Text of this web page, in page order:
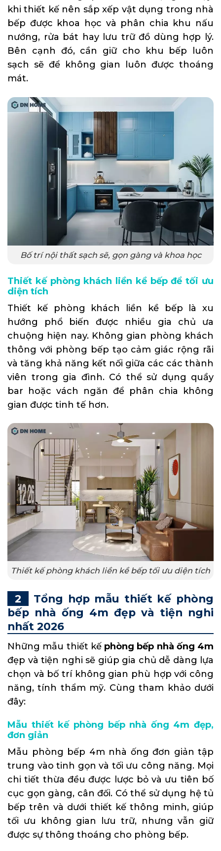
khi thiết kế nên sắp xếp vật dụng trong nhà
bếp được khoa học và phân chia khu nấu
nướng, rửa bát hay lưu trữ đồ dùng hợp lý.
Bên cạnh đó, cần giữ cho khu bếp luôn
sạch sẽ để không gian luôn được thoáng
mát.
Bố trí nội thất sạch sẽ, gọn gàng và khoa học
Thiết kế phòng khách liền kề bếp để tối ưu
diện tích
Thiết kế phòng khách liền kề bếp là xu
hướng phổ biến được nhiều gia chủ ưa
chuộng hiện nay. Không gian phòng khách
thông với phòng bếp tạo cảm giác rộng rãi
và tăng khả năng kết nối giữa các các thành
viên trong gia đình. Có thể sử dụng quầy
bar hoặc vách ngăn để phân chia không
gian được tinh tế hơn.
Thiết kế phòng khách liền kề bếp tối ưu diện tích
Tổng hợp mẫu thiết kế phòng
bếp nhà ống 4m đẹp và tiện nghi
nhất 2026
Những mẫu thiết kế phòng bếp nhà ống 4m
đẹp và tiện nghi sẽ giúp gia chủ dễ dàng lựa
chọn và bố trí không gian phù hợp với công
năng, tính thẩm mỹ. Cùng tham khảo dưới
đây:
Mẫu thiết kế phòng bếp nhà ống 4m đẹp,
đơn giản
Mẫu phòng bếp 4m nhà ống đơn giản tập
trung vào tinh gọn và tối ưu công năng. Mọi
chi tiết thừa đều được lược bỏ và ưu tiên bố
cục gọn gàng, cân đối. Có thể sử dụng hệ tủ
bếp trên và dưới thiết kế thông minh, giúp
tối ưu không gian lưu trữ, nhưng vẫn giữ
được sự thông thoáng cho phòng bếp.